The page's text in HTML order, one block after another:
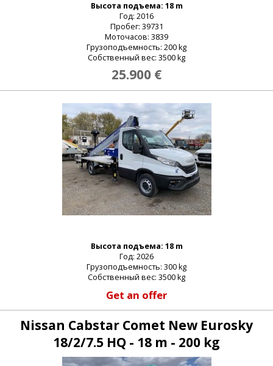
Высота подъема: 18 m
Год: 2016
Пробег: 39731
Моточасов: 3839
Грузоподъемность: 200 kg
Собственный вес: 3500 kg
25.900 €
Высота подъема: 18 m
Год: 2026
Грузоподъемность: 300 kg
Собственный вес: 3500 kg
Get an offer
Nissan Cabstar Comet New Eurosky
18/2/7.5 HQ - 18 m - 200 kg